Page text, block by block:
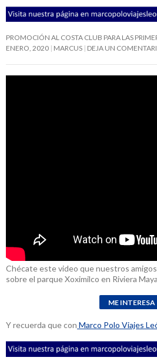
PROMOCIÓN AL COSTA CLUB PARA LAS
ENERO, 2020 MARCUS DEJA UN
Chécate este video que nuestros
sobre el parque Xoximilco en Riviera
Y recuerda que con Marco Polo Viajes